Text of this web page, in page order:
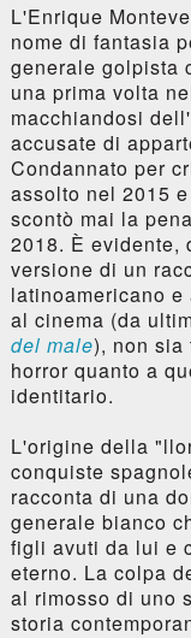
L'Enrique
nome di fantasia
generale golpista
una prima volta
macchiandosi
accusate di
Condannato per
assolto nel 2015
scontò mai la
2018. È evidente,
versione di un
latinoamericano
al cinema (da
del male), non sia
horror quanto a
identitario.
L'origine della
conquiste
racconta di una
generale bianco
figli avuti da lui e
eterno. La colpa
al rimosso di uno
storia